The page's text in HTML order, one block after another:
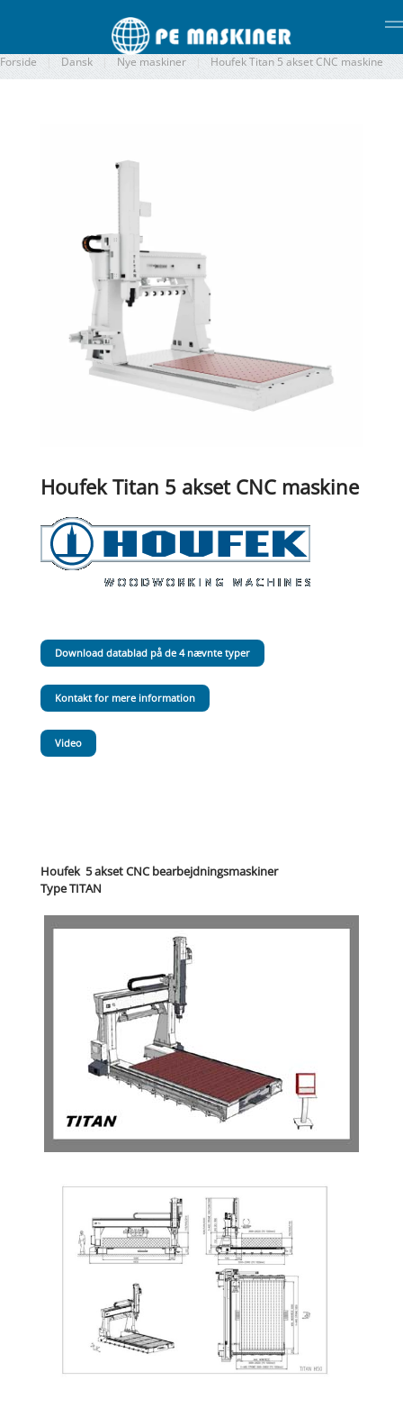
Gå til hovedindhold
Forside Dansk Nye maskiner Houfek Titan 5 akset CNC maskine
Houfek Titan 5 akset CNC maskine
Download datablad på de 4 nævnte typer
Kontakt for mere information
Video
Houfek 5 akset CNC bearbejdningsmaskiner
Type TITAN